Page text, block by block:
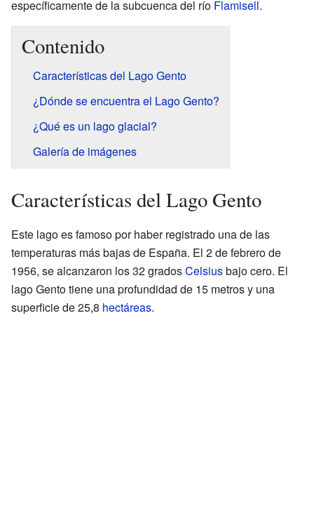
específicamente de la subcuenca del río Flamisell.
Contenido
Características del Lago Gento
¿Dónde se encuentra el Lago Gento?
¿Qué es un lago glacial?
Galería de imágenes
Características del Lago Gento
Este lago es famoso por haber registrado una de las
temperaturas más bajas de España. El 2 de febrero de
1956, se alcanzaron los 32 gradosCelsiusbajo cero. El
lago Gento tiene una profundidad de 15 metros y una
superficie de 25,8 hectáreas.